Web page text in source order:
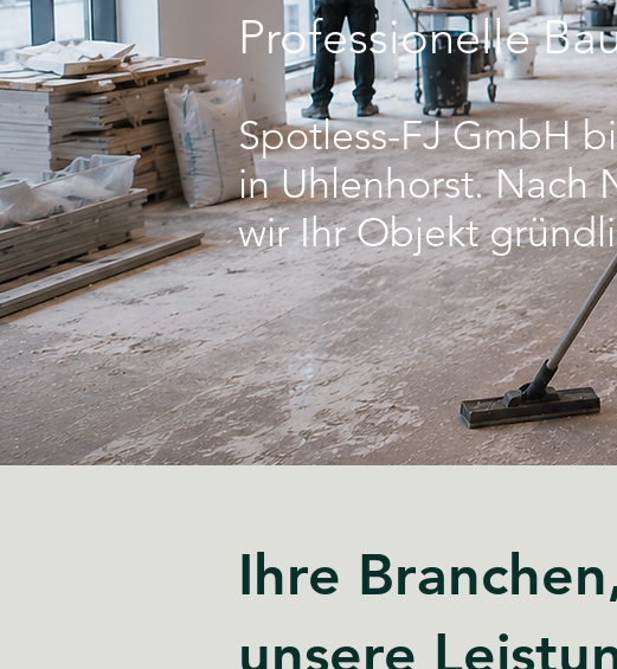
Professionelle
Spotless-FJ GmbH
in Uhlenhorst. Nach
wir Ihr Objekt
Ihre
unsere